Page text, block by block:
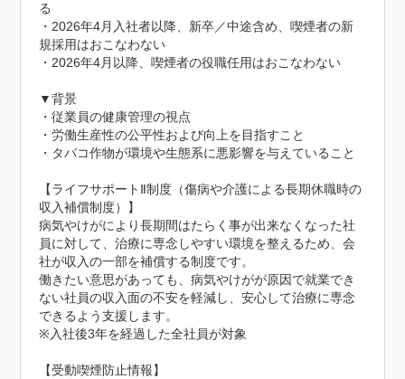
る
・2026年4月入社者以降、新卒／中途含め、喫煙者の新
規採用はおこなわない
・2026年4月以降、喫煙者の役職任用はおこなわない
▼背景
・従業員の健康管理の視点
・労働生産性の公平性および向上を目指すこと
・タバコ作物が環境や生態系に悪影響を与えていること
【ライフサポートⅡ制度（傷病や介護による長期休職時の
収入補償制度）】
病気やけがにより長期間はたらく事が出来なくなった社
員に対して、治療に専念しやすい環境を整えるため、会
社が収入の一部を補償する制度です。
働きたい意思があっても、病気やけがが原因で就業でき
ない社員の収入面の不安を軽減し、安心して治療に専念
できるよう支援します。
※入社後3年を経過した全社員が対象
【受動喫煙防止情報】